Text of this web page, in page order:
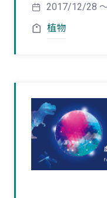
2017/12/28
植物